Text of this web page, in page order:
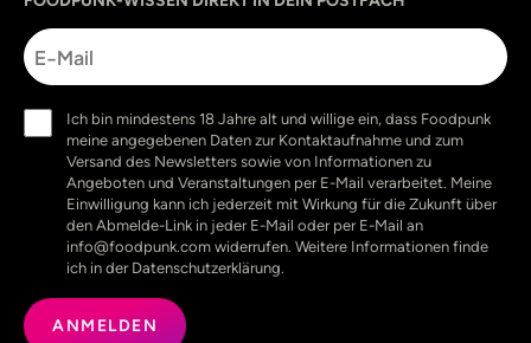
E-
Mail
(erforderlich)
Ich bin mindestens 18 Jahre alt und willige ein, dass Foodpunk
meine angegebenen Daten zur Kontaktaufnahme und zum
Versand des Newsletters sowie von Informationen zu
Angeboten und Veranstaltungen per E-Mail verarbeitet. Meine
Einwilligung kann ich jederzeit mit Wirkung für die Zukunft über
den Abmelde-Link in jeder E-Mail oder per E-Mail an
info@foodpunk.com widerrufen. Weitere Informationen finde
ich in der Datenschutzerklärung.